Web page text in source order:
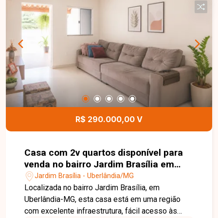
diversas atividades comerciais, com excelente
aproveitamento dos espaços. Uma excelente
oportunidade para instalar sua empresa em uma
localização estratégica e de grande potencial
comercial. Entre em contato e agende sua visita
para conhecer este imóvel.
R$ 290.000,00 V
Casa com 2v quartos disponível para
venda no bairro Jardim Brasília em
Uberlândia-MG
Jardim Brasília - Uberlândia/MG
Localizada no bairro Jardim Brasília, em
Uberlândia-MG, esta casa está em uma região
com excelente infraestrutura, fácil acesso às